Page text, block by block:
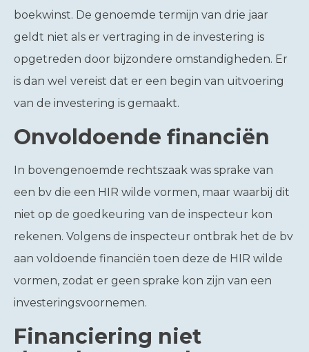
boekwinst. De genoemde termijn van drie jaar
geldt niet als er vertraging in de investering is
opgetreden door bijzondere omstandigheden. Er
is dan wel vereist dat er een begin van uitvoering
van de investering is gemaakt.
Onvoldoende financiën
In bovengenoemde rechtszaak was sprake van
een bv die een HIR wilde vormen, maar waarbij dit
niet op de goedkeuring van de inspecteur kon
rekenen. Volgens de inspecteur ontbrak het de bv
aan voldoende financiën toen deze de HIR wilde
vormen, zodat er geen sprake kon zijn van een
investeringsvoornemen.
Financiering niet